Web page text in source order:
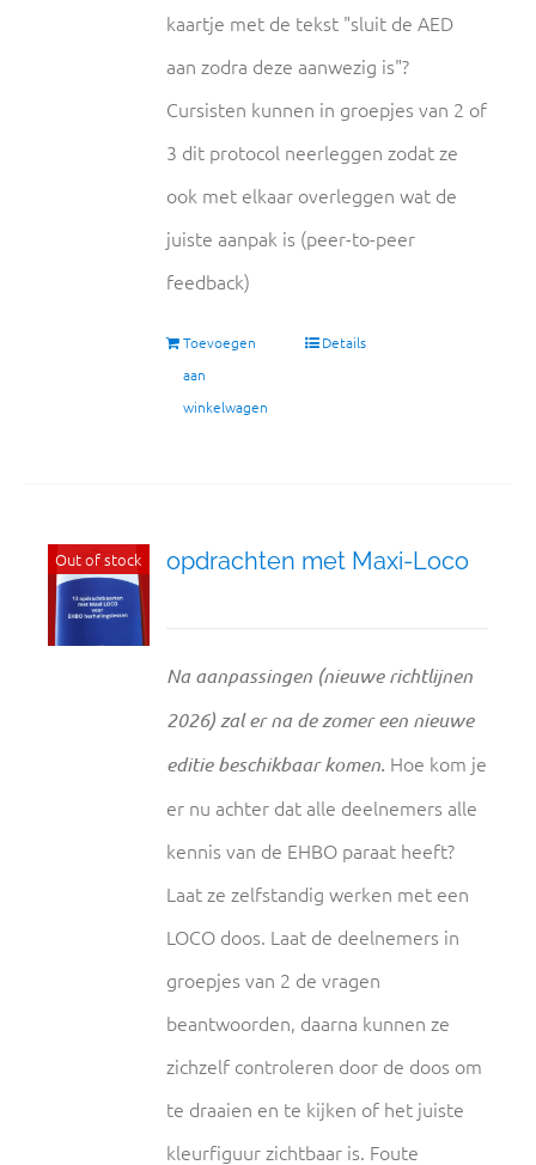
kaartje met de tekst "sluit de AED
aan zodra deze aanwezig is"?
Cursisten kunnen in groepjes van 2 of
3 dit protocol neerleggen zodat ze
ook met elkaar overleggen wat de
juiste aanpak is (peer-to-peer
feedback)
Toevoegen
aan
winkelwagen
Details
Out of stock opdrachten met Maxi-Loco
Na aanpassingen (nieuwe richtlijnen
2026) zal er na de zomer een nieuwe
editie beschikbaar komen. Hoe kom je
er nu achter dat alle deelnemers alle
kennis van de EHBO paraat heeft?
Laat ze zelfstandig werken met een
LOCO doos. Laat de deelnemers in
groepjes van 2 de vragen
beantwoorden, daarna kunnen ze
zichzelf controleren door de doos om
te draaien en te kijken of het juiste
kleurfiguur zichtbaar is. Foute